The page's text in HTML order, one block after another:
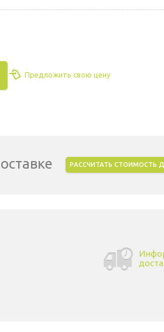
Предложить свою цену
РАССЧИТАТЬ СТОИМОСТЬ